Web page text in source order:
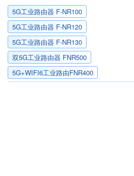
5G工业路由器 F-NR100
5G工业路由器 F-NR120
5G工业路由器 F-NR130
双5G工业路由器 FNR500
5G+WIFI6工业路由FNR400